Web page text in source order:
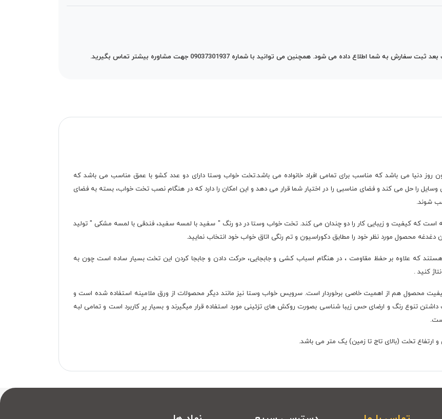
داده می شود. همچنین می توانید با شماره 09037301937 جهت مشاوره بیشتر تماس بگیرید.
روز دنیا می باشد که مناسب برای تمامی افراد خانواده می باشد.تخت خواب وستا دارای دو عدد کشو با عمق مناسب می باشد که
را حل می کند و فضای مناسبی را در اختیار شما قرار می دهد و این امکان را دارد که در هنگام نصب تخت خواب، بسته به فضای
شوند.
که کیفیت و زیبایی کار را دو چندان می کند. تخت خواب وستا در دو رنگ " سفید با لمسه سفید، فندقی با لمسه مشکی " تولید
محصول مورد نظر خود را مطابق دکوراسیون و تم رنگی اتاق خواب خود انتخاب نمایید.
که علاوه بر حفظ مقاومت ، در هنگام اسباب کشی و جابجایی، حرکت دادن و جابجا کردن این تخت بسیار ساده است چون به
کنید .
محصول هم از اهمیت خاصی برخوردار است. سرویس خواب وستا نیز مانند دیگر محصولات از ورق ملامینه استفاده شده است و
تنوع رنگ و ارضای حس زیبا شناسی بصورت روکش های تزئینی مورد استفاده قرار میگیرند و بسیار پر کاربرد است و تمامی لبه